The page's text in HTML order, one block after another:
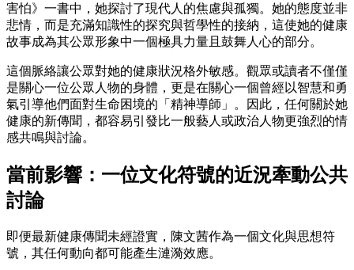
害怕》一書中，她探討了現代人的焦慮與孤獨。她的態度並非
悲情，而是充滿知識性的探究與哲學性的接納，這使她的健康
故事成為其公眾形象中一個極具力量且鼓舞人心的部分。
這個脈絡讓公眾對她的健康狀況格外敏感。觀眾或讀者不僅僅
是關心一位公眾人物的身體，更是在關心一個曾經以智慧和勇
氣引導他們面對生命困境的「精神導師」。因此，任何關於她
健康的新傳聞，都容易引發比一般藝人或政治人物更強烈的情
感共鳴與討論。
當前影響：一位文化符號的近況牽動公共
討論
即便最新健康傳聞未經證實，陳文茜作為一個文化與思想符
號，其任何動向都可能產生漣漪效應。